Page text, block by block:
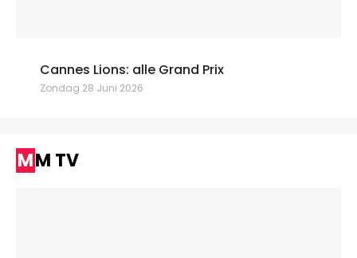
Cannes Lions: alle Grand Prix
Zondag 28 Juni 2026
MM TV